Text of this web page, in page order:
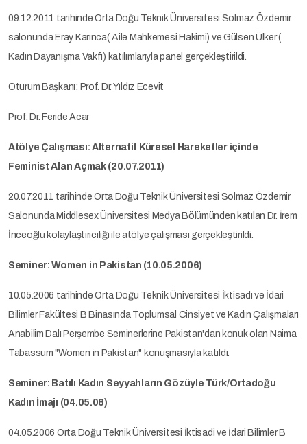
09.12.2011 tarihinde Orta Doğu Teknik Üniversitesi Solmaz Özdemir
salonunda Eray Karınca( Aile Mahkemesi Hakimi) ve Gülsen Ülker (
Kadın Dayanışma Vakfı) katılımlarıyla panel gerçekleştirildi.
Oturum Başkanı: Prof. Dr. Yıldız Ecevit
Prof. Dr. Feride Acar
Atölye Çalışması: Alternatif Küresel Hareketler içinde
Feminist Alan Açmak (20.07.2011)
20.07.2011 tarihinde Orta Doğu Teknik Üniversitesi Solmaz Özdemir
Salonunda Middlesex Üniversitesi Medya Bölümünden katılan Dr. İrem
İnceoğlu kolaylaştırıcılığı ile atölye çalışması gerçekleştirildi.
Seminer: Women in Pakistan (10.05.2006)
10.05.2006 tarihinde Orta Doğu Teknik Üniversitesi İktisadı ve İdari
Bilimler Fakültesi B Binasında Toplumsal Cinsiyet ve Kadın Çalışmaları
Anabilim Dalı Perşembe Seminerlerine Pakistan'dan konuk olan Naima
Tabassum "Women in Pakistan" konuşmasıyla katıldı.
Seminer: Batılı Kadın Seyyahların Gözüyle Türk/Ortadoğu
Kadın İmajı (04.05.06)
04.05.2006 Orta Doğu Teknik Üniversitesi İktisadi ve İdari Bilimler B